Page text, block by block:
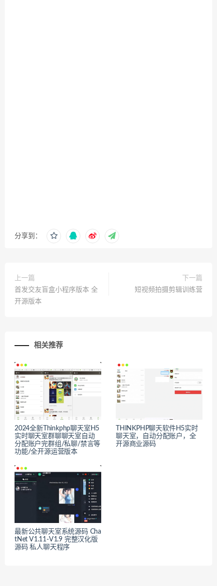
分享到：
上一篇
首发交友盲盒小程序版本 全
开源版本
下一篇
短视频拍摄剪辑训练营
相关推荐
2024全新Thinkphp聊天室H5
实时聊天室群聊聊天室自动
分配账户完群组/私聊/禁言等
功能/全开源运营版本
THINKPHP聊天软件H5实时
聊天室，自动分配账户，全
开源商业源码
最新公共聊天室系统源码 Cha
tNet V1.11-V1.9 完整汉化版
源码 私人聊天程序